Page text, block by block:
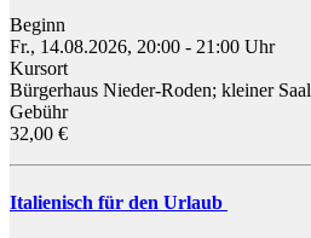
Beginn
Fr., 14.08.2026, 20:00 - 21:00 Uhr
Kursort
Bürgerhaus Nieder-Roden; kleiner Saal
Gebühr
32,00 €
Italienisch für den Urlaub